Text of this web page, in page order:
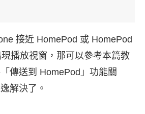
接近 HomePod 或 HomePod
播放視窗，那可以參考本篇教
傳送到 HomePod」功能關
解決了。